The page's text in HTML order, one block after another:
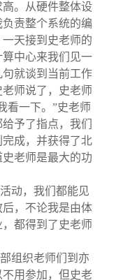
。从硬件整体设
责整个系统的编
天接到史老师的
中心来我们见一
就谈到当前工作
老师说了，史老师
看一下。”史老师
予了指点，我们
成，并获得了北
老师是最大的功
动，我们都能见
后，不论我是由体
都得到了史老师
组织老师们到亦
用参加，但史老